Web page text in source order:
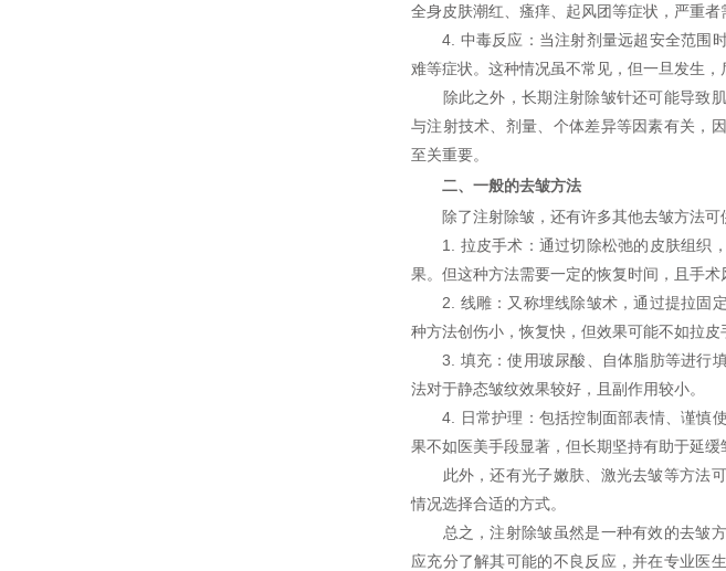
全身皮肤潮红、瘙痒、起风团等症状，严重者
4. 中毒反应：当注射剂量远超安全范围时
难等症状。这种情况虽不常见，但一旦发生，
除此之外，长期注射除皱针还可能导致肌
与注射技术、剂量、个体差异等因素有关，
至关重要。
二、一般的去皱方法
除了注射除皱，还有许多其他去皱方法可
1. 拉皮手术：通过切除松弛的皮肤组织，
果。但这种方法需要一定的恢复时间，且手术
2. 线雕：又称埋线除皱术，通过提拉固定
种方法创伤小，恢复快，但效果可能不如拉皮
3. 填充：使用玻尿酸、自体脂肪等进行填
法对于静态皱纹效果较好，且副作用较小。
4. 日常护理：包括控制面部表情、谨慎使
果不如医美手段显著，但长期坚持有助于延缓
此外，还有光子嫩肤 、激光去皱等方法
情况选择合适的方式。
总之，注射除皱虽然是一种有效的去皱方
应充分了解其可能的不良反应，并在专业医